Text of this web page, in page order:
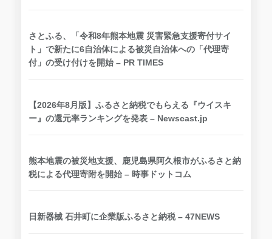
さとふる、「令和8年熊本地震 災害緊急支援寄付サイ
ト」で新たに6自治体による被災自治体への「代理寄
付」の受け付けを開始 – PR TIMES
【2026年8月版】ふるさと納税でもらえる『ウイスキ
ー』の還元率ランキングを発表 – Newscast.jp
熊本地震の被災地支援、鹿児島県阿久根市がふるさと納
税による代理寄附を開始 – 時事ドットコム
日新器械 石井町に企業版ふるさと納税 – 47NEWS